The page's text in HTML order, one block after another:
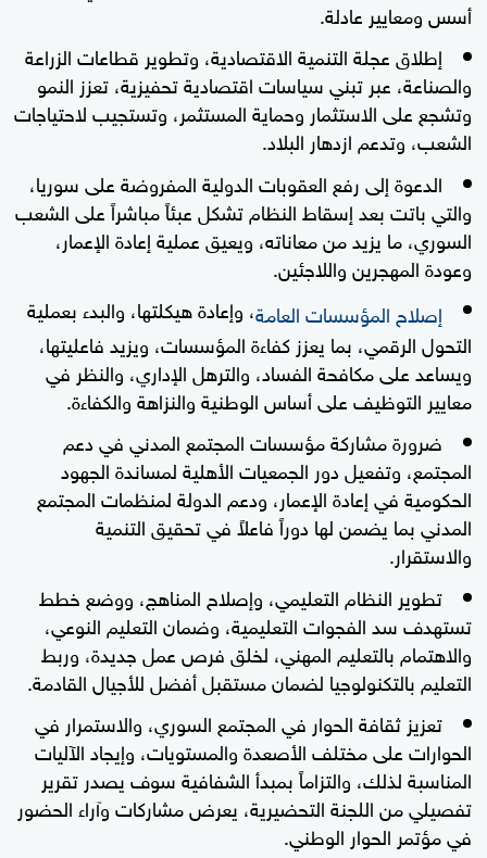
أسس ومعايير عادلة.
إطلاق عجلة التنمية الاقتصادية، وتطوير قطاعات الزراعة
والصناعة، عبر تبني سياسات اقتصادية تحفيزية، تعزز النمو
وتشجع على الاستثمار وحماية المستثمر، وتستجيب لاحتياجات
الشعب، وتدعم ازدهار البلاد.
الدعوة إلى رفع العقوبات الدولية المفروضة على سوريا،
والتي باتت بعد إسقاط النظام تشكل عبئاً مباشراً على الشعب
السوري، ما يزيد من معاناته، ويعيق عملية إعادة الإعمار،
وعودة المهجرين واللاجئين.
إصلاح المؤسسات العامة، وإعادة هيكلتها، والبدء بعملية
التحول الرقمي، بما يعزز كفاءة المؤسسات، ويزيد فاعليتها،
ويساعد على مكافحة الفساد، والترهل الإداري، والنظر في
معايير التوظيف على أساس الوطنية والنزاهة والكفاءة.
ضرورة مشاركة مؤسسات المجتمع المدني في دعم
المجتمع، وتفعيل دور الجمعيات الأهلية لمساندة الجهود
الحكومية في إعادة الإعمار، ودعم الدولة لمنظمات المجتمع
المدني بما يضمن لها دوراً فاعلاً في تحقيق التنمية
والاستقرار.
تطوير النظام التعليمي، وإصلاح المناهج، ووضع خطط
تستهدف سد الفجوات التعليمية، وضمان التعليم النوعي،
والاهتمام بالتعليم المهني، لخلق فرص عمل جديدة، وربط
التعليم بالتكنولوجيا لضمان مستقبل أفضل للأجيال القادمة.
تعزيز ثقافة الحوار في المجتمع السوري، والاستمرار في
الحوارات على مختلف الأصعدة والمستويات، وإيجاد الآليات
المناسبة لذلك، والتزاماً بمبدأ الشفافية سوف يصدر تقرير
تفصيلي من اللجنة التحضيرية، يعرض مشاركات وآراء الحضور
في مؤتمر الحوار الوطني.